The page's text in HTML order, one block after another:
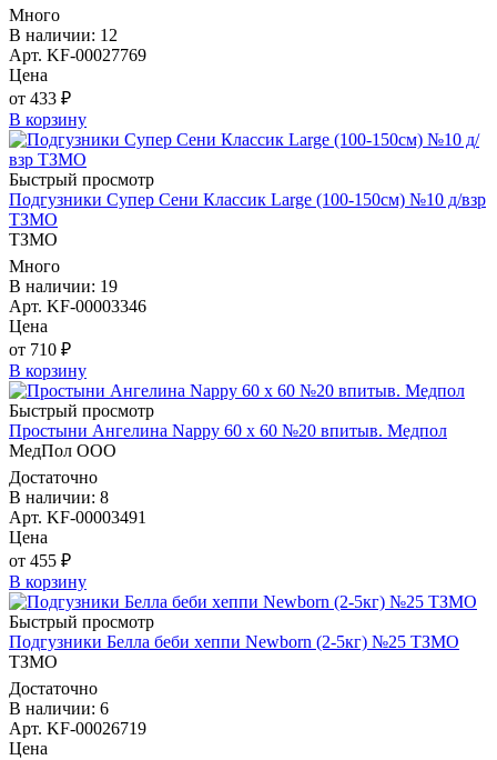
Много
В наличии: 12
Арт. KF-00027769
Цена
от 433 ₽
В корзину
Быстрый просмотр
Подгузники Супер Сени Классик Large (100-150см) №10 д/взр
ТЗМО
ТЗМО
Много
В наличии: 19
Арт. KF-00003346
Цена
от 710 ₽
В корзину
Быстрый просмотр
Простыни Ангелина Nappy 60 х 60 №20 впитыв. Медпол
МедПол ООО
Достаточно
В наличии: 8
Арт. KF-00003491
Цена
от 455 ₽
В корзину
Быстрый просмотр
Подгузники Белла беби хеппи Newborn (2-5кг) №25 ТЗМО
ТЗМО
Достаточно
В наличии: 6
Арт. KF-00026719
Цена